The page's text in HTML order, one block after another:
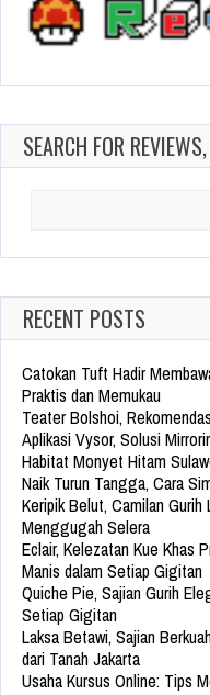
SEARCH FOR
RECENT POSTS
Catokan Tuft Hadir
Praktis dan Memukau
Teater Bolshoi,
Aplikasi Vysor, Solusi
Habitat Monyet Hitam
Naik Turun Tangga, Cara
Keripik Belut, Camilan
Menggugah Selera
Eclair, Kelezatan Kue Khas
Manis dalam Setiap Gigitan
Quiche Pie, Sajian Gurih
Setiap Gigitan
Laksa Betawi, Sajian
dari Tanah Jakarta
Usaha Kursus Online: Tips